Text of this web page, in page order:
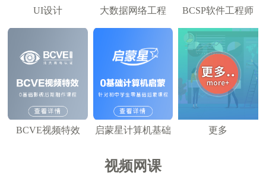
UI设计 大数据网络工程 BCSP软件工程师
BCVE视频特效 启蒙星计算机基础 更多
视频网课